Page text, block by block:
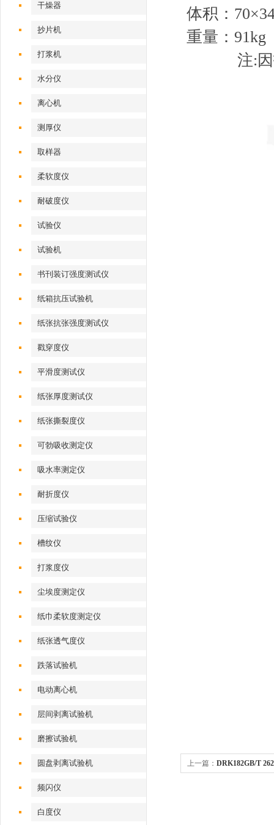
干燥器
抄片机
打浆机
水分仪
离心机
测厚仪
取样器
柔软度仪
耐破度仪
试验仪
试验机
书刊装订强度测试仪
纸箱抗压试验机
纸张抗张强度测试仪
戳穿度仪
平滑度测试仪
纸张厚度测试仪
纸张撕裂度仪
可勃吸收测定仪
吸水率测定仪
耐折度仪
压缩试验仪
槽纹仪
打浆度仪
尘埃度测定仪
纸巾柔软度测定仪
纸张透气度仪
跌落试验机
电动离心机
层间剥离试验机
磨擦试验机
圆盘剥离试验机
频闪仪
白度仪
体积：
重量：91kg
注:
上一篇： DRK182GB/T